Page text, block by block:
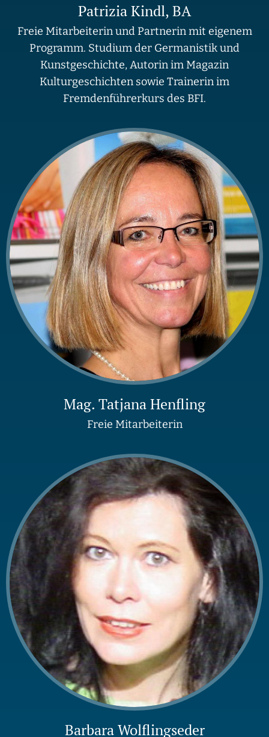
Patrizia Kindl, BA
Freie Mitarbeiterin und Partnerin mit eigenem
Programm. Studium der Germanistik und
Kunstgeschichte, Autorin im Magazin
Kulturgeschichten sowie Trainerin im
Fremdenführerkurs des BFI.
Mag. Tatjana Henfling
Freie Mitarbeiterin
Barbara Wolflingseder